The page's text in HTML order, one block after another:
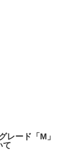
レード「M」
て